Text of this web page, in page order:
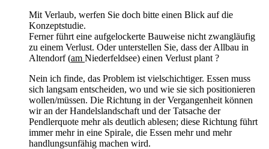
Mit Verlaub, werfen Sie doch bitte einen Blick auf die
Konzeptstudie.
Ferner führt eine aufgelockerte Bauweise nicht zwangläufig
zu einem Verlust. Oder unterstellen Sie, dass der Allbau in
Altendorf (am Niederfeldsee) einen Verlust plant ?
Nein ich finde, das Problem ist vielschichtiger. Essen muss
sich langsam entscheiden, wo und wie sie sich positionieren
wollen/müssen. Die Richtung in der Vergangenheit können
wir an der Handelslandschaft und der Tatsache der
Pendlerquote mehr als deutlich ablesen; diese Richtung führt
immer mehr in eine Spirale, die Essen mehr und mehr
handlungsunfähig machen wird.